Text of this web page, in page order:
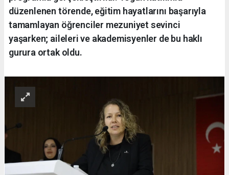
düzenlenen törende, eğitim hayatlarını başarıyla
tamamlayan öğrenciler mezuniyet sevinci
yaşarken; aileleri ve akademisyenler de bu haklı
gurura ortak oldu.